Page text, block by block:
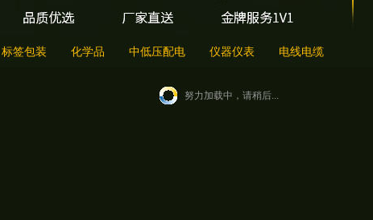
标签包装 化学品 中低压配电 仪器仪表 电线电缆
努力加载中，请稍后...